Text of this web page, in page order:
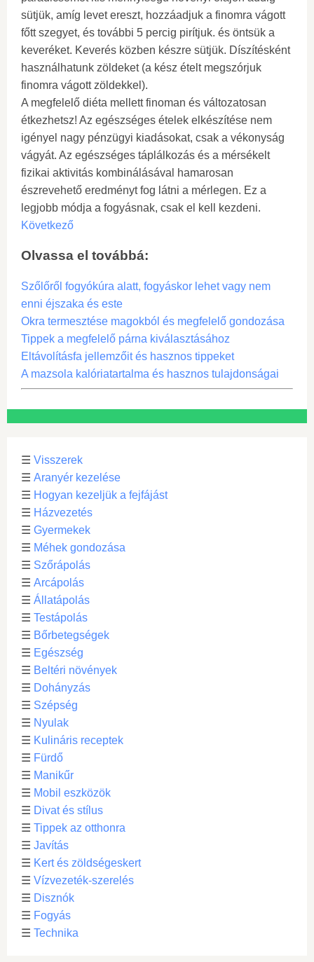
sütjük, amíg levet ereszt, hozzáadjuk a finomra vágott
főtt szegyet, és további 5 percig pirítjuk. és öntsük a
keveréket. Keverés közben készre sütjük. Díszítésként
használhatunk zöldeket (a kész ételt megszórjuk
finomra vágott zöldekkel).
A megfelelő diéta mellett finoman és változatosan
étkezhetsz! Az egészséges ételek elkészítése nem
igényel nagy pénzügyi kiadásokat, csak a vékonyság
vágyát. Az egészséges táplálkozás és a mérsékelt
fizikai aktivitás kombinálásával hamarosan
észrevehető eredményt fog látni a mérlegen. Ez a
legjobb módja a fogyásnak, csak el kell kezdeni.
Következő
Olvassa el továbbá:
Szőlőről fogyókúra alatt, fogyáskor lehet vagy nem
enni éjszaka és este
Okra termesztése magokból és megfelelő gondozása
Tippek a megfelelő párna kiválasztásához
Eltávolításfa jellemzőit és hasznos tippeket
A mazsola kalóriatartalma és hasznos tulajdonságai
☰ Visszerek
☰ Aranyér kezelése
☰ Hogyan kezeljük a fejfájást
☰ Házvezetés
☰ Gyermekek
☰ Méhek gondozása
☰ Szőrápolás
☰ Arcápolás
☰ Állatápolás
☰ Testápolás
☰ Bőrbetegségek
☰ Egészség
☰ Beltéri növények
☰ Dohányzás
☰ Szépség
☰ Nyulak
☰ Kulináris receptek
☰ Fürdő
☰ Manikűr
☰ Mobil eszközök
☰ Divat és stílus
☰ Tippek az otthonra
☰ Javítás
☰ Kert és zöldségeskert
☰ Vízvezeték-szerelés
☰ Disznók
☰ Fogyás
☰ Technika